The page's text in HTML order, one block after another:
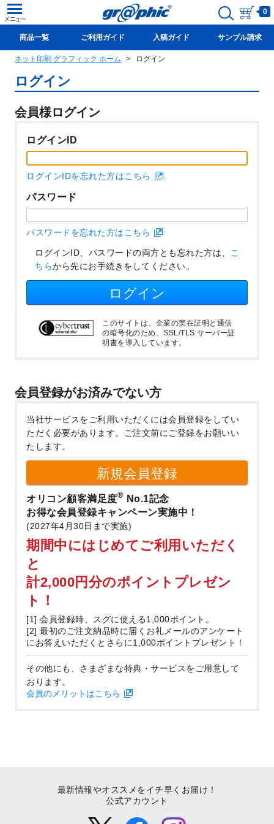
0
商品一覧 ご利用ガイド 入稿ガイド サンプル請求
新規会員登録(無料)
ネット印刷 グラフィック ホーム ログイン
ログイン
会員様ログイン
ログインID
ログインIDを忘れた方はこちら
パスワード
パスワードを忘れた方はこちら
ログインID、パスワードの両方とも忘れた方は、 こ
ちらから先にお手続きをしてください。
ログイン
このサイトは、企業の実在証明と通信
の暗号化のため、SSL/TLS サーバー証
明書を導入しています。
会員登録がお済みでない方
当社サービスをご利用いただくには会員登録をしてい
ただく必要があります。
ご注文前にご登録をお願いい
たします。
新規会員登録
オリコン顧客満足度® No.1記念
お得な会員登録キャンペーン実施中！
(2027年4月30日まで実施)
期間中にはじめてご利用いただく
と
計2,000円分のポイントプレゼン
ト！
[1] 会員登録時、スグに使える1,000ポイント。
[2] 最初のご注文納品時に届くお礼メールのアンケート
にお答えいただくとさらに1,000ポイントプレゼント！
その他にも、さまざまな特典・サービスをご用意して
おります。
会員のメリットはこちら
最新情報やオススメをイチ早くお届け！
公式アカウント